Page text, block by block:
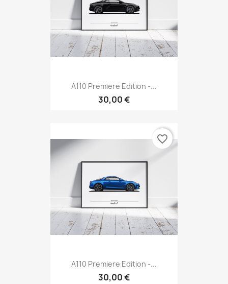
A110 Premiere Edition -...
30,00 €
A110 Premiere Edition -...
30,00 €
favorite_border